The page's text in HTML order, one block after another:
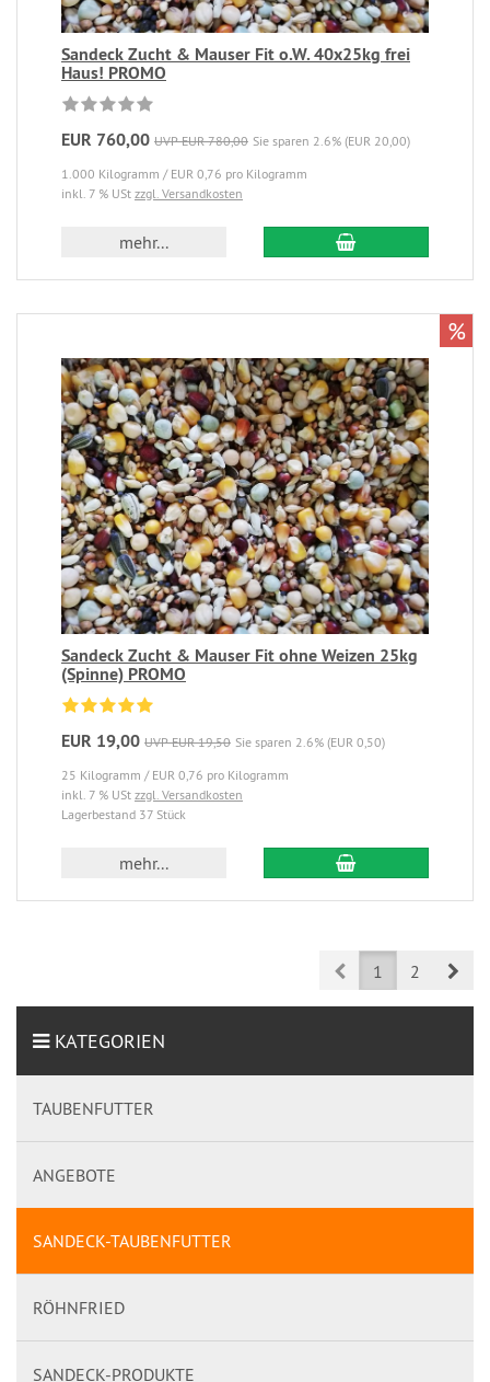
Sandeck Zucht & Mauser Fit o.W. 40x25kg frei
Haus! PROMO
EUR 760,00 UVP EUR 780,00 Sie sparen 2.6% (EUR 20,00)
1.000 Kilogramm / EUR 0,76 pro Kilogramm
inkl. 7 % USt zzgl. Versandkosten
mehr...
Sandeck Zucht & Mauser Fit ohne Weizen 25kg
(Spinne) PROMO
EUR 19,00 UVP EUR 19,50 Sie sparen 2.6% (EUR 0,50)
25 Kilogramm / EUR 0,76 pro Kilogramm
inkl. 7 % USt zzgl. Versandkosten
Lagerbestand 37 Stück
mehr...
%
Prev1 2
KATEGORIEN
TAUBENFUTTER
ANGEBOTE
SANDECK-TAUBENFUTTER
RÖHNFRIED
SANDECK-PRODUKTE